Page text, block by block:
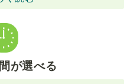
が選べる